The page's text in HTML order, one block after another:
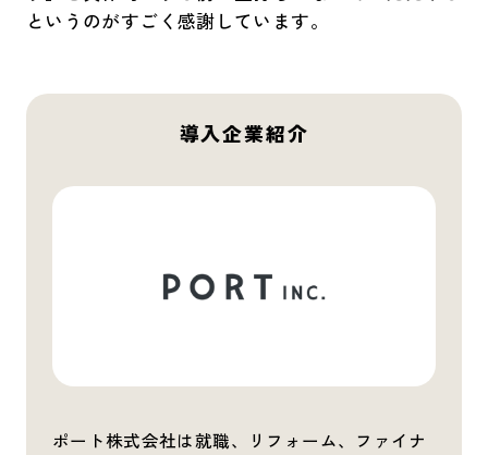
というのがすごく感謝しています。
導入企業紹介
ポート株式会社は就職、リフォーム、ファイナ